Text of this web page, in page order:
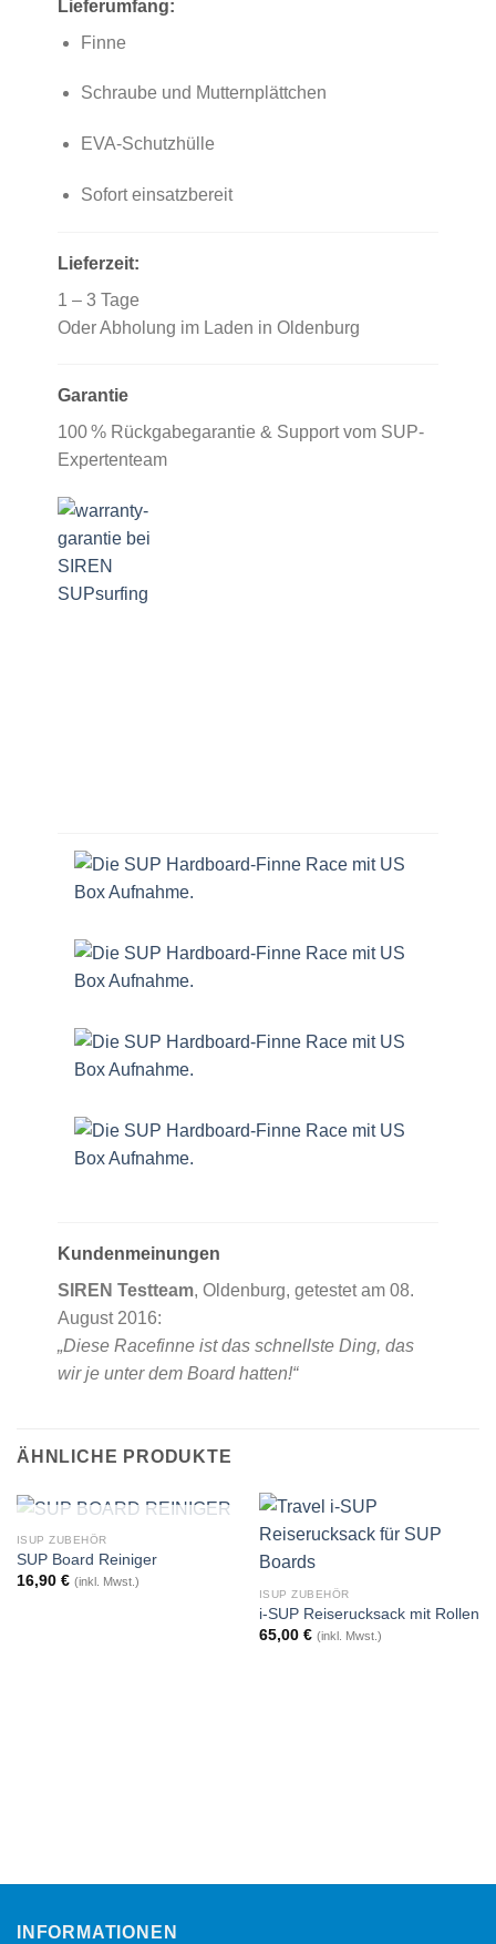
Lieferumfang:
Finne
Schraube und Mutternplättchen
EVA-Schutzhülle
Sofort einsatzbereit
Lieferzeit:
1 – 3 Tage
Oder Abholung im Laden in Oldenburg
Garantie
100 % Rückgabegarantie & Support vom SUP-
Expertenteam
Kundenmeinungen
SIREN Testteam, Oldenburg, getestet am 08.
August 2016:
„Diese Racefinne ist das schnellste Ding, das
wir je unter dem Board hatten!“
ÄHNLICHE PRODUKTE
NICHT VORRÄTIG
ISUP ZUBEHÖR
SUP Board Reiniger
16,90 € (inkl. Mwst.)
ISUP ZUBEHÖR
i-SUP Reiserucksack mit Rollen
65,00 € (inkl. Mwst.)
INFORMATIONEN